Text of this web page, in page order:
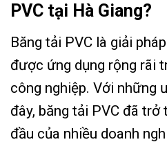
PVC tại Hà Giang?
Băng tải PVC là giải
được ứng dụng rộng rãi
công nghiệp. Với những
đây, băng tải PVC đã trở
đầu của nhiều doanh